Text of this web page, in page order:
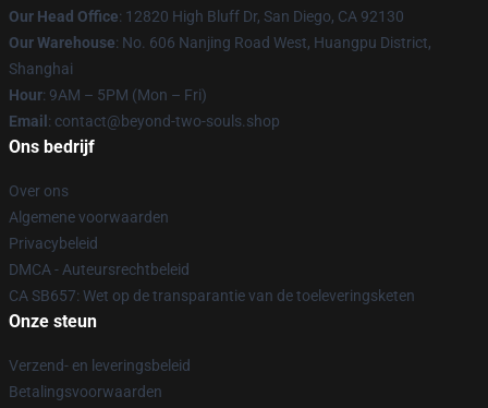
Our Head Office: 12820 High Bluff Dr, San Diego, CA 92130
Our Warehouse: No. 606 Nanjing Road West, Huangpu District,
Shanghai
Hour: 9AM – 5PM (Mon – Fri)
Email : contact@beyond-two-souls.shop
Ons bedrijf
Over ons
Algemene voorwaarden
Privacybeleid
DMCA - Auteursrechtbeleid
CA SB657: Wet op de transparantie van de toeleveringsketen
Onze steun
Verzend- en leveringsbeleid
Betalingsvoorwaarden